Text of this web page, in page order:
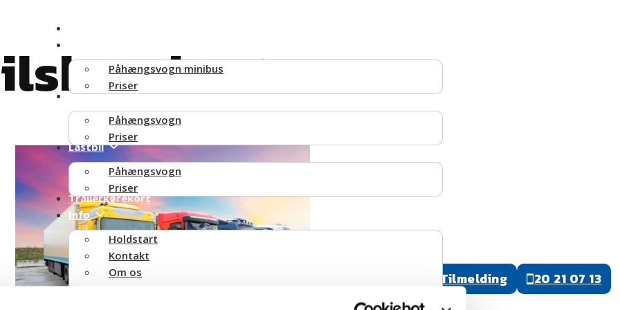
Påhængsvogn minibus
Priser
Lille lastbil
Påhængsvogn
Priser
Lastbil
Påhængsvogn
Priser
Trailerkørekort
Info
Holdstart
Kontakt
Om os
Tilmelding 20 21 07 13